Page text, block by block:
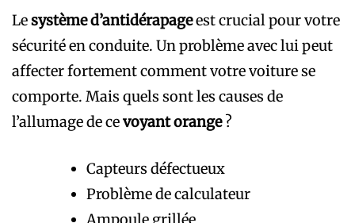
Lesystème d’antidérapageest crucial pour votre
sécurité en conduite. Un problème avec lui peut
affecter fortement comment votre voiture se
comporte. Mais quels sont les causes de
l’allumage de cevoyant orange?
Capteurs défectueux
Problème de calculateur